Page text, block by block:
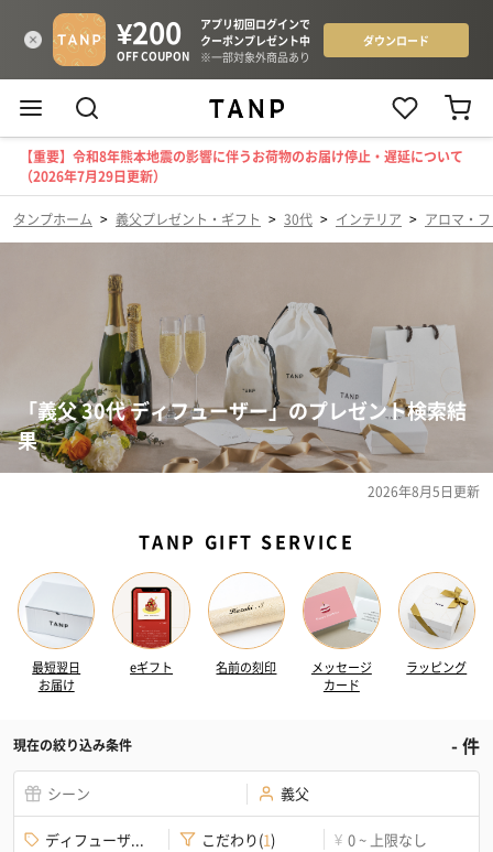
【重要】令和8年熊本地震の影響に伴うお荷物のお届け停止・遅延について
（2026年7月29日更新）
タンプホーム > 義父プレゼント・ギフト > 30代 > インテリア > アロマ・
「義父 30代 ディフューザー」のプレゼント検索結
果
2026年8月5日更新
TANP GIFT SERVICE
最短翌日
お届け
eギフト 名前の刻印
メッセージ
カード
ラッピング
現在の絞り込み条件 -件
シーン 義父
ディフューザ... こだわり(1) ¥ 0 ~ 上限なし